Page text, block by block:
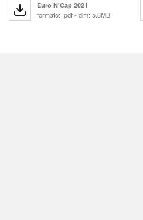
Euro N'Cap 2021
formato: .pdf - dim: 5.8MB